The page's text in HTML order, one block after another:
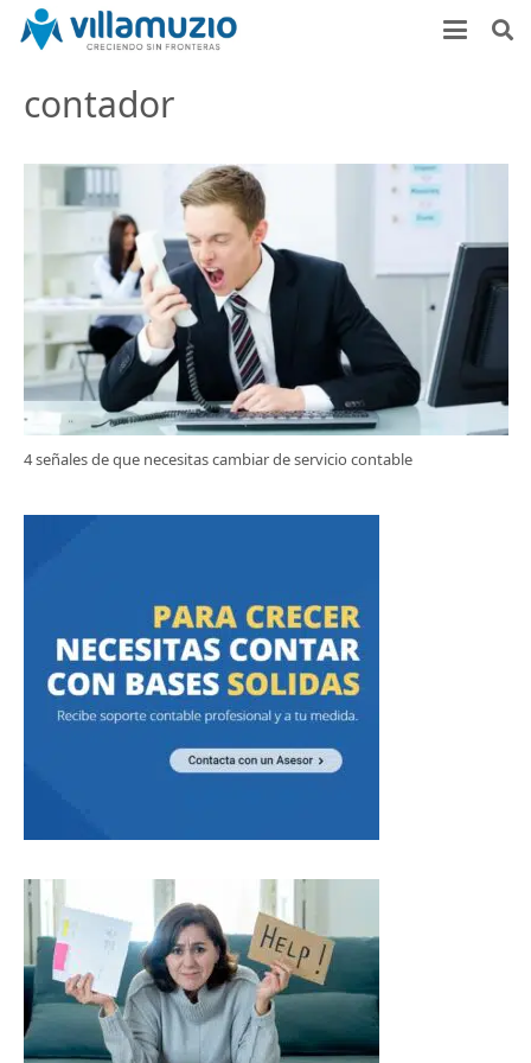
contador
4 señales de que necesitas cambiar de servicio contable